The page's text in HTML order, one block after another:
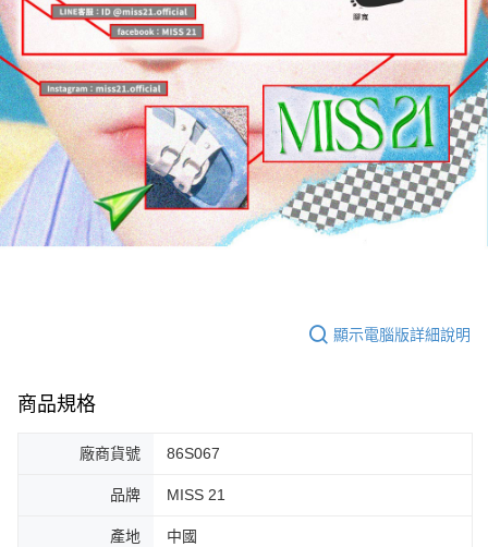
顯示電腦版詳細說明
商品規格
廠商貨號 86S067
品牌 MISS 21
產地 中國